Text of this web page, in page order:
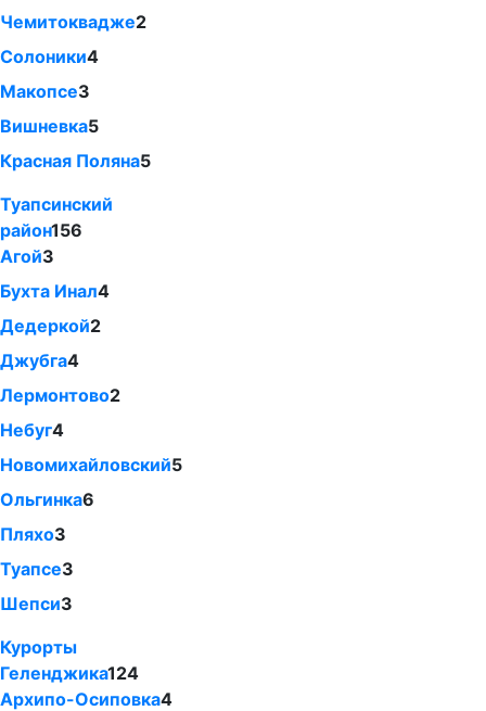
Чемитоквадже2
Солоники4
Макопсе3
Вишневка5
Красная Поляна5
Туапсинский
район156
Агой3
Бухта Инал4
Дедеркой2
Джубга4
Лермонтово2
Небуг4
Новомихайловский5
Ольгинка6
Пляхо3
Туапсе3
Шепси3
Курорты
Геленджика124
Архипо-Осиповка4